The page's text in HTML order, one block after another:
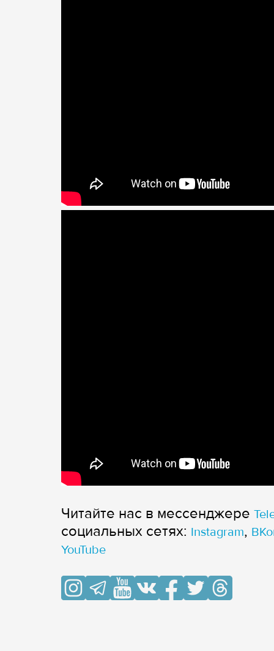
Читайте нас в мессенджере
cоциальных сетях: Instagram,
YouTube